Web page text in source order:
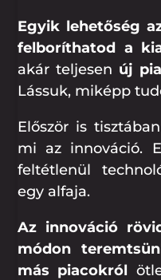
Egyik lehetőség
felboríthatod a
akár teljesen új
Lássuk, miképp
Először is
mi az innováció.
feltétlenül
egy alfaja.
Az innováció
módon
más piacokról